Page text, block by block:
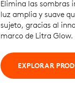
Elimina las sombras
luz amplia y suave
sujeto, gracias al
marco de Litra Glow.
EXPLORAR